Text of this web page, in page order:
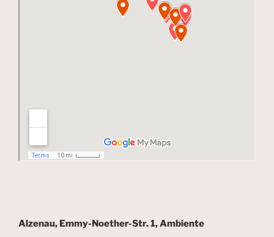
Alzenau, Emmy-Noether-Str. 1, Ambiente